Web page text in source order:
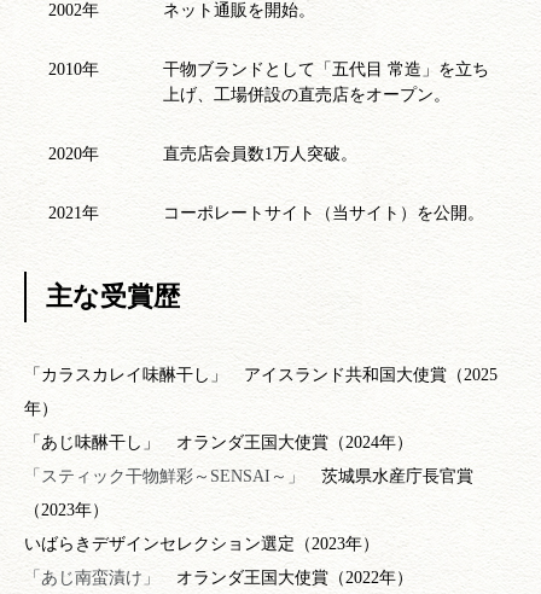
2002年 ネット通販を開始。
2010年
干物ブランドとして「五代目 常造」を立ち
上げ、工場併設の直売店をオープン。
2020年 直売店会員数1万人突破。
2021年 コーポレートサイト（当サイト）を公開。
主な受賞歴
「カラスカレイ味醂干し」 アイスランド共和国大使賞（2025
年）
「あじ味醂干し」 オランダ王国大使賞（2024年）
「スティック干物鮮彩～SENSAI～」
茨城県水産庁長官賞
（2023年）
いばらきデザインセレクション選定（2023年）
「あじ南蛮漬け」
オランダ王国大使賞（2022年）